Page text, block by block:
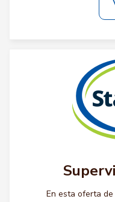
En esta oferta